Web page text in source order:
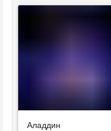
Аладдин